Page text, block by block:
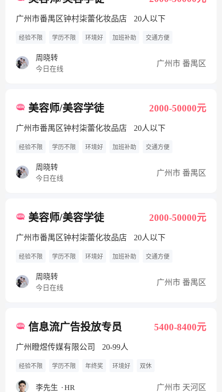
广州市番禺区钟村柒蕾化妆品店 20人以下
经验不限 学历不限 环境好 加班补助 交通方便
周晓转
今日在线
广州市 番禺区
美容师/美容学徒 2000-50000元
广州市番禺区钟村柒蕾化妆品店 20人以下
经验不限 学历不限 环境好 加班补助 交通方便
周晓转
今日在线
广州市 番禺区
美容师/美容学徒 2000-50000元
广州市番禺区钟村柒蕾化妆品店 20人以下
经验不限 学历不限 环境好 加班补助 交通方便
周晓转
今日在线
广州市 番禺区
信息流广告投放专员 5400-8400元
广州瞪煜传媒有限公司 20-99人
经验不限 学历不限 年终奖 环境好 双休
李先生 ·HR 广州市 天河区